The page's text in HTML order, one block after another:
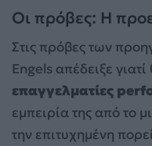
Οι πρόβες: Η
Στις πρόβες των
Engels απέδειξε
επαγγελματίες
εμπειρία της από το
την επιτυχημένη